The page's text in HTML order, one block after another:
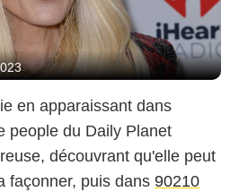
en apparaissant dans
people du Daily Planet
découvrant qu'elle peut
façonner, puis dans 90210